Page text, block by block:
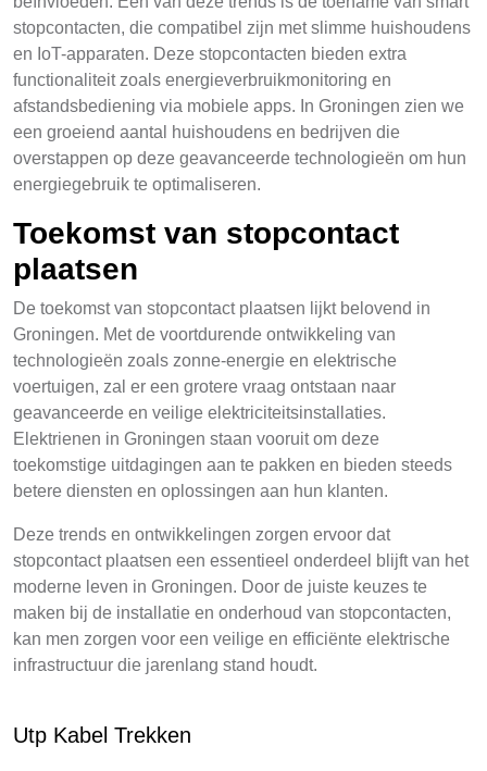
stopcontacten, die compatibel zijn met slimme huishoudens
en IoT-apparaten. Deze stopcontacten bieden extra
functionaliteit zoals energieverbruikmonitoring en
afstandsbediening via mobiele apps. In Groningen zien we
een groeiend aantal huishoudens en bedrijven die
overstappen op deze geavanceerde technologieën om hun
energiegebruik te optimaliseren.
Toekomst van stopcontact
plaatsen
De toekomst van stopcontact plaatsen lijkt belovend in
Groningen. Met de voortdurende ontwikkeling van
technologieën zoals zonne-energie en elektrische
voertuigen, zal er een grotere vraag ontstaan naar
geavanceerde en veilige elektriciteitsinstallaties.
Elektrienen in Groningen staan vooruit om deze
toekomstige uitdagingen aan te pakken en bieden steeds
betere diensten en oplossingen aan hun klanten.
Deze trends en ontwikkelingen zorgen ervoor dat
stopcontact plaatsen een essentieel onderdeel blijft van het
moderne leven in Groningen. Door de juiste keuzes te
maken bij de installatie en onderhoud van stopcontacten,
kan men zorgen voor een veilige en efficiënte elektrische
infrastructuur die jarenlang stand houdt.
Utp Kabel Trekken